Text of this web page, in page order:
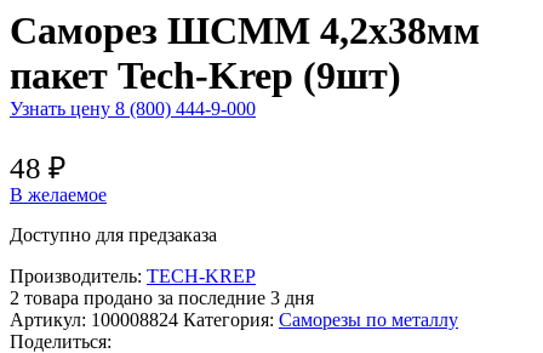
Саморез ШСММ 4,2х38мм
пакет Tech-Krep (9шт)
Узнать цену 8 (800) 444-9-000
48 ₽
В желаемое
Доступно для предзаказа
Производитель: TECH-KREP
2 товара продано за последние 3 дня
Артикул: 100008824 Категория: Саморезы по металлу
Поделиться: